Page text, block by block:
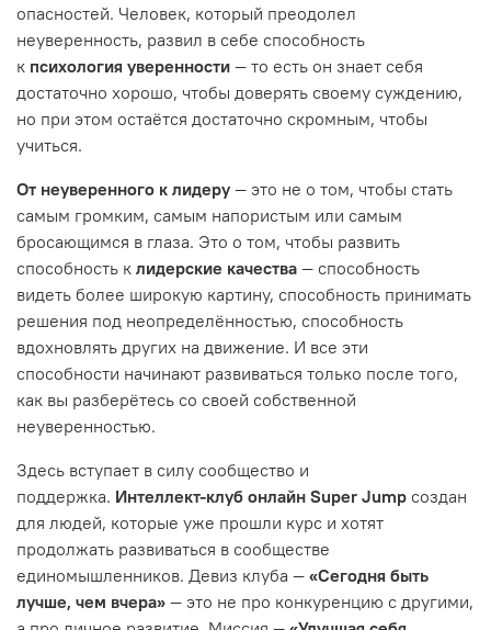
опасностей. Человек, который преодолел
неуверенность, развил в себе способность
к психология уверенности — то есть он знает себя
достаточно хорошо, чтобы доверять своему суждению,
но при этом остаётся достаточно скромным, чтобы
учиться.
От неуверенного к лидеру — это не о том, чтобы стать
самым громким, самым напористым или самым
бросающимся в глаза. Это о том, чтобы развить
способность к лидерские качества — способность
видеть более широкую картину, способность принимать
решения под неопределённостью, способность
вдохновлять других на движение. И все эти
способности начинают развиваться только после того,
как вы разберётесь со своей собственной
неуверенностью.
Здесь вступает в силу сообщество и
поддержка. Интеллект-клуб онлайн Super Jump создан
для людей, которые уже прошли курс и хотят
продолжать развиваться в сообществе
единомышленников. Девиз клуба — «Сегодня быть
лучше, чем вчера» — это не про конкуренцию с другими,